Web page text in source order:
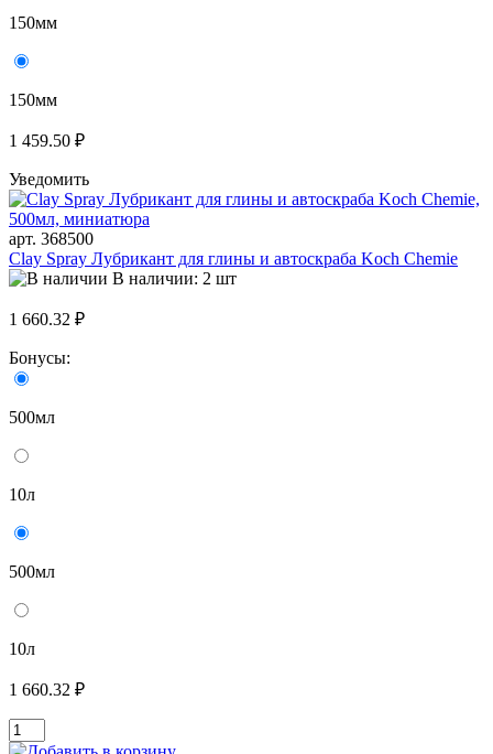
150мм
150мм
1 459.50 ₽
Уведомить
арт. 368500
Clay Spray Лубрикант для глины и автоскраба Koch Chemie
В наличии: 2 шт
1 660.32 ₽
Бонусы:
500мл
10л
500мл
10л
1 660.32 ₽